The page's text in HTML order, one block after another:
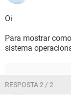
Oi
Para mostrar
sistema
RESPOSTA 2 / 2